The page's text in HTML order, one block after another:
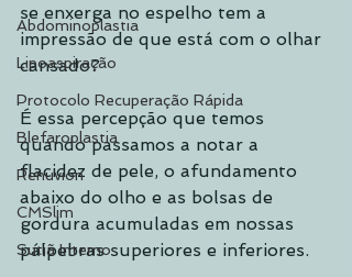
Abdominoplastia
Lipoaspiração
Protocolo Recuperação Rápida
Blefaroplastia
Renuvion
CMSlim
Sutiã Interno
se enxerga no espelho tem a
impressão de que está com o olhar
cansado?
É essa percepção que temos
quando passamos a notar a
flacidez de pele, o afundamento
abaixo do olho e as bolsas de
gordura acumuladas em nossas
pálpebras superiores e inferiores.